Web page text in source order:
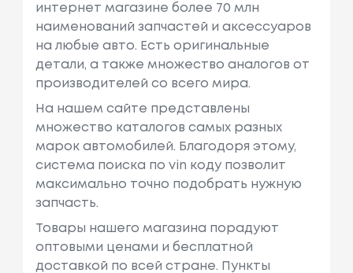
интернет магазине более 70 млн
наименований запчастей и аксессуаров
на любые авто. Есть оригинальные
детали, а также множество аналогов от
производителей со всего мира.
На нашем сайте представлены
множество каталогов самых разных
марок автомобилей. Благодоря этому,
система поиска по vin коду позволит
максимально точно подобрать нужную
запчасть.
Товары нашего магазина порадуют
оптовыми ценами и бесплатной
доставкой по всей стране. Пункты